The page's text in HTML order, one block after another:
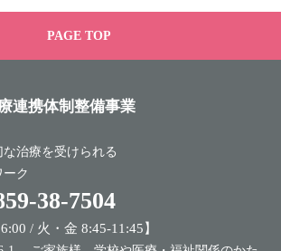
PAGE TOP
連携体制整備事業
治療を受けられる
ク
38-7504
/ 火・金 8:45-11:45】